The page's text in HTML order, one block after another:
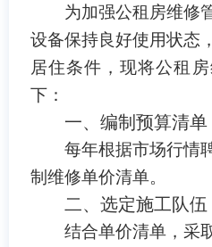
为加强公租房维修
设备保持良好使用状态
居住条件，现将公租
下：
一、 编制预算清单
每年根据市场行情
制维修单价清单。
二、选定施工队伍
结合单价清单，采